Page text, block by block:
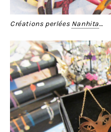
Créations perlées Nanhita…